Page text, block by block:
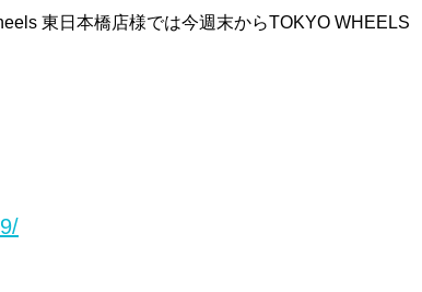
東日本橋店様では今週末からTOKYO WHEELS